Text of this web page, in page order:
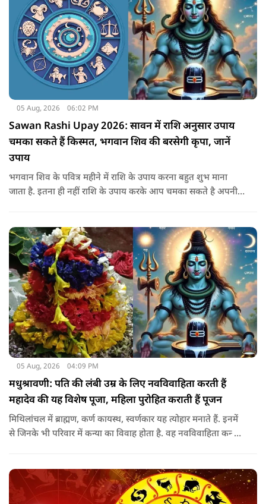
05 Aug, 2026 06:02 PM
Sawan Rashi Upay 2026: सावन में राशि अनुसार उपाय
चमका सकते हैं किस्मत, भगवान शिव की बरसेगी कृपा, जानें
उपाय
भगवान शिव के पवित्र महीने में राशि के उपाय करना बहुत शुभ माना
जाता है. इतना ही नहीं राशि के उपाय करके आप चमका सकते है अपनी
05 Aug, 2026 04:09 PM
मधुश्रावणी: पति की लंबी उम्र के लिए नवविवाहिता करती हैं
महादेव की यह विशेष पूजा, महिला पुरोहित कराती हैं पूजन
मिथिलांचल में ब्राह्मण, कर्ण कायस्थ, स्वर्णकार यह त्योहार मनाते हैं. इनमें
से जिनके भी परिवार में कन्या का विवाह होता है. वह नवविवाहिता कन्या